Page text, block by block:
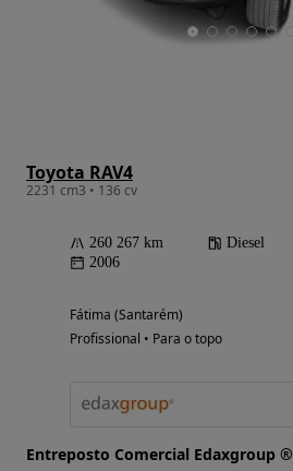
Toyota RAV4
2231 cm3 • 136 cv
260 267 km Diesel
2006
Fátima (Santarém)
Profissional • Para o topo
Entreposto Comercial Edaxgroup ®